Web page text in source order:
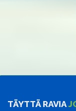
TÄYTTÄ RAVIA